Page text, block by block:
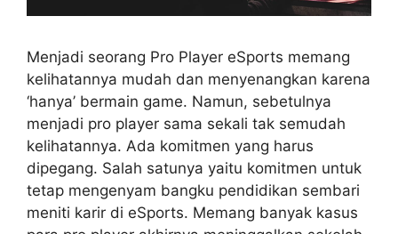
Menjadi seorang Pro Player eSports memang
kelihatannya mudah dan menyenangkan karena
‘hanya’ bermain game. Namun, sebetulnya
menjadi pro player sama sekali tak semudah
kelihatannya. Ada komitmen yang harus
dipegang. Salah satunya yaitu komitmen untuk
tetap mengenyam bangku pendidikan sembari
meniti karir di eSports. Memang banyak kasus